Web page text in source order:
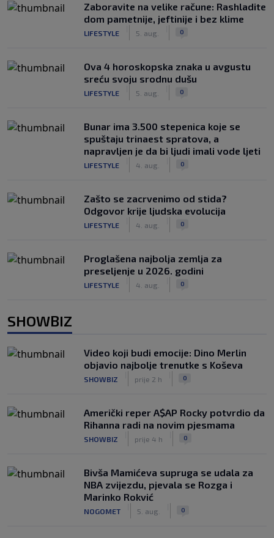
Zaboravite na velike račune: Rashladite
dom pametnije, jeftinije i bez klime
LIFESTYLE 5. aug. 0
Ova 4 horoskopska znaka u avgustu
sreću svoju srodnu dušu
LIFESTYLE 5. aug. 0
Bunar imа 3.500 stepenica koje se
spuštaju trinaest spratova, a
napravljen je da bi ljudi imali vode ljeti
LIFESTYLE 4. aug. 0
Zašto se zacrvenimo od stida?
Odgovor krije ljudska evolucija
LIFESTYLE 4. aug. 0
Proglašena najbolja zemlja za
preseljenje u 2026. godini
LIFESTYLE 4. aug. 0
SHOWBIZ
Video koji budi emocije: Dino Merlin
objavio najbolje trenutke s Koševa
SHOWBIZ prije 2 h 0
Američki reper A$AP Rocky potvrdio da
Rihanna radi na novim pjesmama
SHOWBIZ prije 4 h 0
Bivša Mamićeva supruga se udala za
NBA zvijezdu, pjevala se Rozga i
Marinko Rokvić
NOGOMET 5. aug. 0